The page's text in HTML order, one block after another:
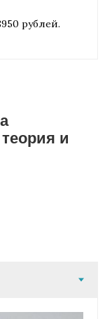
рублей.
и